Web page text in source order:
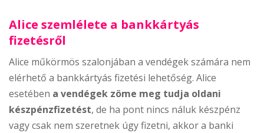
Alice szemlélete a bankkártyás
fizetésről
Alice műkörmös szalonjában a vendégek számára nem
elérhető a bankkártyás fizetési lehetőség. Alice
esetében a vendégek zöme meg tudja oldani
készpénzfizetést, de ha pont nincs náluk készpénz
vagy csak nem szeretnek úgy fizetni, akkor a banki